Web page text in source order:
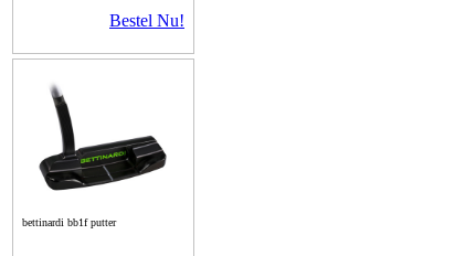
Bestel Nu!
bettinardi bb1f putter